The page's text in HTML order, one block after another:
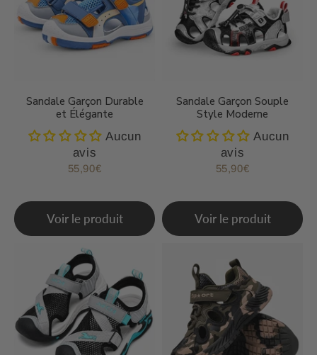
Sandale Garçon Durable
et Élégante
Aucun
avis
Prix
55,90€
Voir le produit
Sandale Garçon Souple
Style Moderne
Aucun
avis
Prix
55,90€
Voir le produit